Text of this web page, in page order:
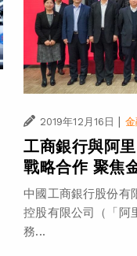
2019年12月16日
工商銀行與阿
戰略合作 聚焦
中國工商銀行股份有
控股有限公司（「阿
務...